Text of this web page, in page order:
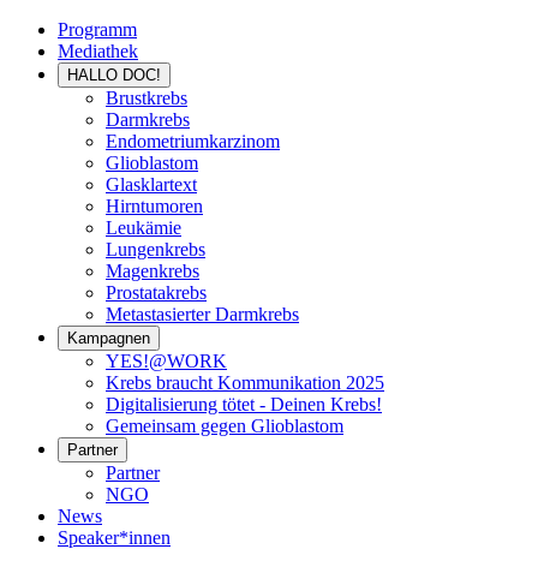
Programm
Mediathek
HALLO DOC!
Brustkrebs
Darmkrebs
Endometriumkarzinom
Glioblastom
Glasklartext
Hirntumoren
Leukämie
Lungenkrebs
Magenkrebs
Prostatakrebs
Metastasierter Darmkrebs
Kampagnen
YES!@WORK
Krebs braucht Kommunikation 2025
Digitalisierung tötet - Deinen Krebs!
Gemeinsam gegen Glioblastom
Partner
Partner
NGO
News
Speaker*innen